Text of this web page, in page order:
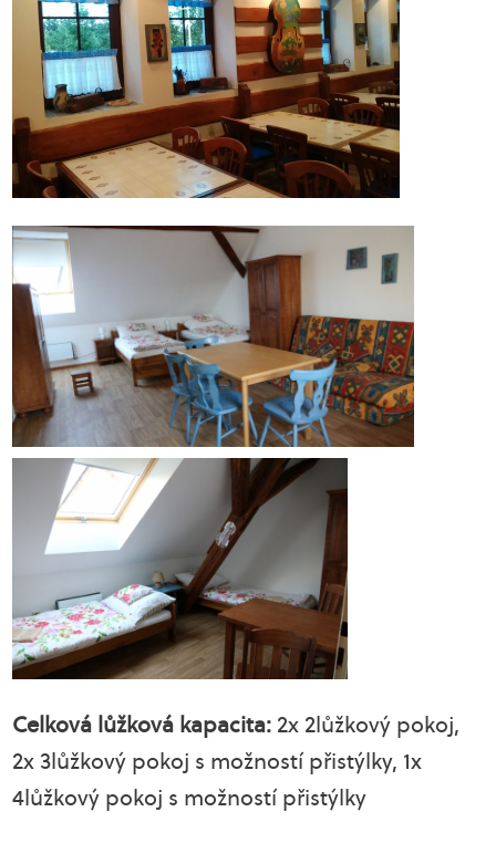
Celková lůžková kapacita: 2x 2lůžkový pokoj,
2x 3lůžkový pokoj s možností přistýlky, 1x
4lůžkový pokoj s možností přistýlky